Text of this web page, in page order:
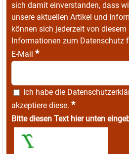
sich damit einverstanden, dass
unsere aktuellen Artikel und
können sich jederzeit von
Informationen zum Datenschutz
E-Mail *
Ich habe die
akzeptiere diese. *
Bitte diesen Text hier unten